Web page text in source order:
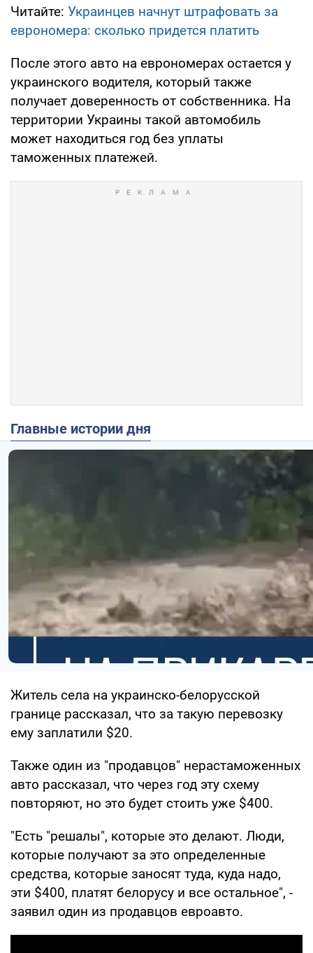
Читайте: Украинцев начнут штрафовать за
еврономера: сколько придется платить
После этого авто на еврономерах остается у
украинского водителя, который также
получает доверенность от собственника. На
территории Украины такой автомобиль
может находиться год без уплаты
таможенных платежей.
Главные истории дня
Житель села на украинско-белорусской
границе рассказал, что за такую перевозку
ему заплатили $20.
Также один из "продавцов" нерастаможенных
авто рассказал, что через год эту схему
повторяют, но это будет стоить уже $400.
"Есть "решалы", которые это делают. Люди,
которые получают за это определенные
средства, которые заносят туда, куда надо,
эти $400, платят белорусу и все остальное", -
заявил один из продавцов евроавто.